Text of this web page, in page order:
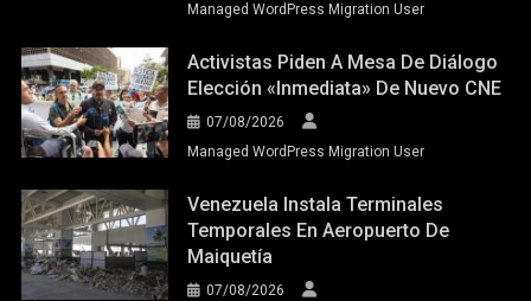
Managed WordPress Migration User
Activistas Piden A Mesa De Diálogo
Elección «inmediata» De Nuevo CNE
07/08/2026
Managed WordPress Migration User
Venezuela Instala Terminales
Temporales En Aeropuerto De
Maiquetía
07/08/2026